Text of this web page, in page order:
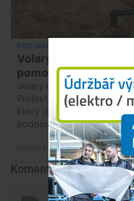
Komentáře